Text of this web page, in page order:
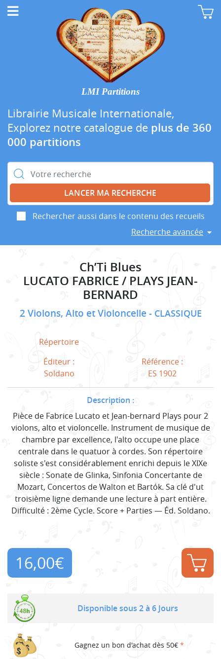
LMI Partitions
Librairie Musicale Internationale,
Explorez notre catalogue de plus de 360
000 partitions
Rechercher :
Rechercher aussi dans le contenu des recueils
Recherche avancée
Ch’Ti Blues
LUCATO FABRICE / PLAYS JEAN-
BERNARD
2 Violons, Alto et Violoncelle CLASSIQUE
Répertoire
Éditeur :
Soldano
Référence :
ES 1902
Description :
Pièce de Fabrice Lucato et Jean-bernard Plays pour 2
violons, alto et violoncelle. Instrument de musique de
chambre par excellence, l'alto occupe une place
centrale dans le quatuor à cordes. Son répertoire
soliste s'est considérablement enrichi depuis le XIXe
siècle : Sonate de Glinka, Sinfonia Concertante de
Mozart, Concertos de Walton et Bartók. Sa clé d'ut
troisième ligne demande une lecture à part entière.
Difficulté : 2ème Cycle. Score + Parties — Éd. Soldano.
16,00€
Disponible sous 2 à 6 Jours
Gagnez un bon d'achat dès 50€ *